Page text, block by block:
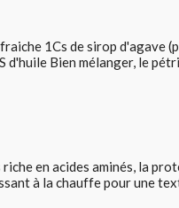
1Cs de sirop d'agave
d'huile Bien mélanger, le
en acides aminés, la
à la chauffe pour une